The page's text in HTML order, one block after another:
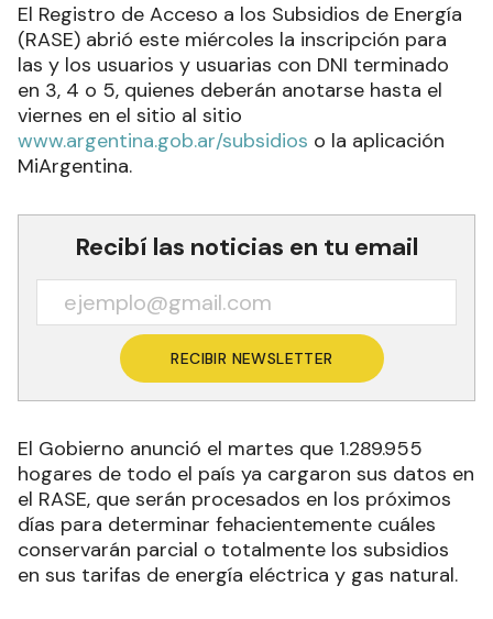
El Registro de Acceso a los Subsidios de Energía
(RASE) abrió este miércoles la inscripción para
las y los usuarios y usuarias con DNI terminado
en 3, 4 o 5, quienes deberán anotarse hasta el
viernes en el sitio al sitio
www.argentina.gob.ar/subsidios o la aplicación
MiArgentina.
Recibí las noticias en tu email
RECIBIR NEWSLETTER
El Gobierno anunció el martes que 1.289.955
hogares de todo el país ya cargaron sus datos en
el RASE, que serán procesados en los próximos
días para determinar fehacientemente cuáles
conservarán parcial o totalmente los subsidios
en sus tarifas de energía eléctrica y gas natural.